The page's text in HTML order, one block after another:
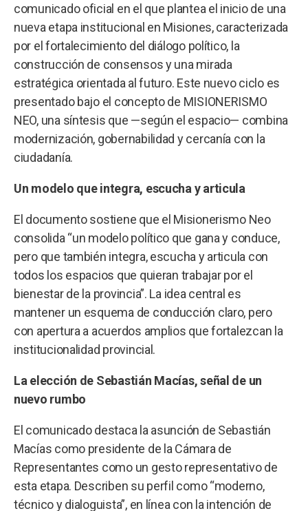
comunicado oficial en el que plantea el inicio de una
nueva etapa institucional en Misiones, caracterizada
por el fortalecimiento del diálogo político, la
construcción de consensos y una mirada
estratégica orientada al futuro. Este nuevo ciclo es
presentado bajo el concepto de MISIONERISMO
NEO, una síntesis que —según el espacio— combina
modernización, gobernabilidad y cercanía con la
ciudadanía.
Un modelo que integra, escucha y articula
El documento sostiene que el Misionerismo Neo
consolida “un modelo político que gana y conduce,
pero que también integra, escucha y articula con
todos los espacios que quieran trabajar por el
bienestar de la provincia”. La idea central es
mantener un esquema de conducción claro, pero
con apertura a acuerdos amplios que fortalezcan la
institucionalidad provincial.
La elección de Sebastián Macías, señal de un
nuevo rumbo
El comunicado destaca la asunción de Sebastián
Macías como presidente de la Cámara de
Representantes como un gesto representativo de
esta etapa. Describen su perfil como “moderno,
técnico y dialoguista”, en línea con la intención de